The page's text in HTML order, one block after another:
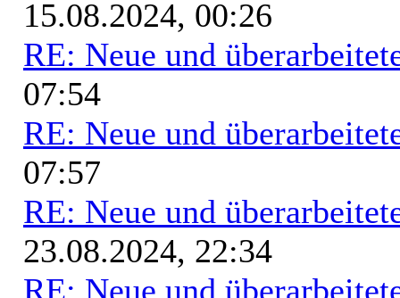
15.08.2024, 00:26
RE: Neue und
07:54
RE: Neue und
07:57
RE: Neue und
23.08.2024, 22:34
RE: Neue und